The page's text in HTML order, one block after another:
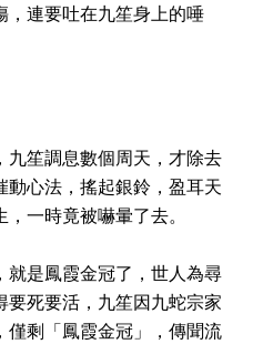
，連要吐在九笙身上的唾
九笙調息數個周天，才除去
心法，搖起銀鈴，盈耳天
一時竟被嚇暈了去。
是鳳霞金冠了，世人為尋
死要活，九笙因九蛇宗家
僅剩「鳳霞金冠」，傳聞流